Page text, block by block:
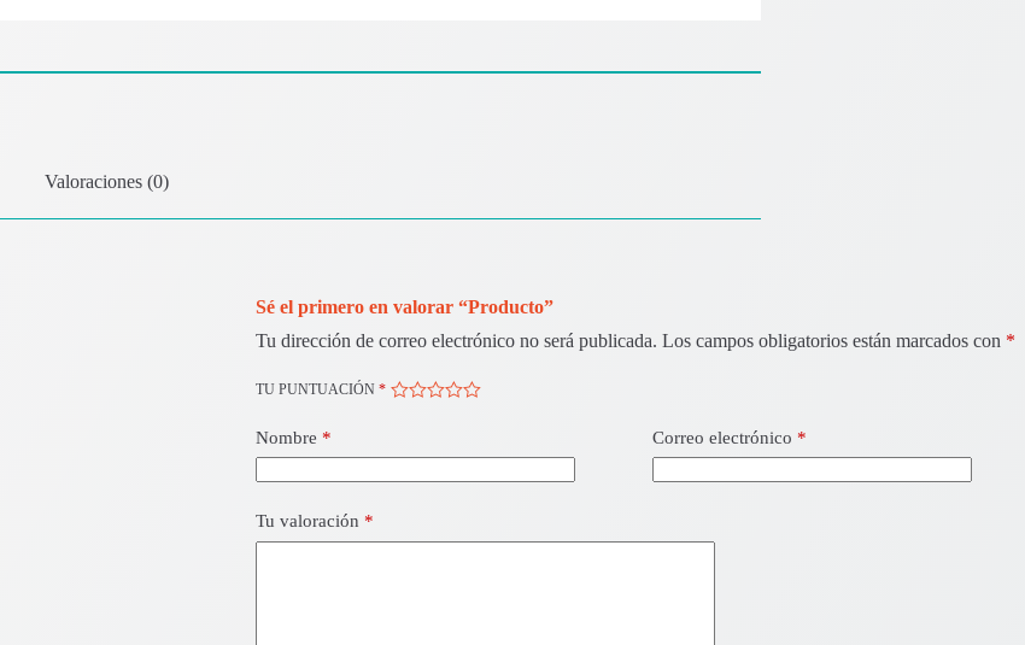
Valoraciones (0)
Sé el primero en valorar “Producto”
Tu dirección de correo electrónico no será publicada. Los campos obligatorios están marcados con *
TU PUNTUACIÓN *
Nombre * Correo electrónico *
Tu valoración *